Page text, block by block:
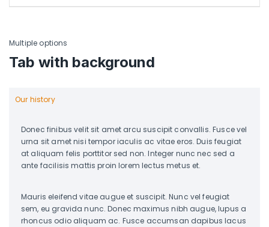
Multiple options
Tab with background
Our history
Donec finibus velit sit amet arcu suscipit convallis. Fusce vel
urna sit amet nisi tempor iaculis ac vitae eros. Duis feugiat
at aliquam felis porttitor sed non. Integer nunc nec sed a
ante facilisis mattis proin lorem lectus metus et.
Mauris eleifend vitae augue et suscipit. Nunc vel feugiat
sem, eu gravida nunc. Donec maximus nibh augue, lupus a
rhoncus odio aliquam ac. Fusce accumsan dapibus lacus